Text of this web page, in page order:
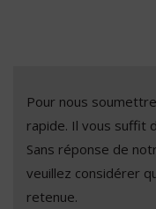
Pour nous
rapide. Il vous suffit
Sans réponse de
veuillez considérer
retenue.